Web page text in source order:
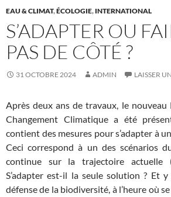
EAU & CLIMAT,ÉCOLOGIE, INTERNATIONAL
S’ADAPTER OU
PAS DE CÔTÉ ?
31 OCTOBRE 2024 ADMIN LAISSER
Après deux ans de travaux, le nouveau
Changement Climatique a été
contient des mesures pour s’adapter à
Ceci correspond à un des scénarios
continue sur la trajectoire actuelle
S’adapter est-il la seule solution ? Et
défense de la biodiversité, à l’heure où